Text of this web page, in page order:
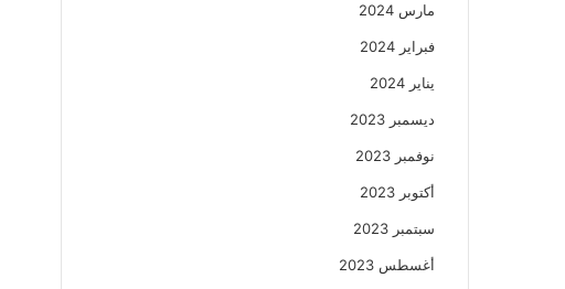
مارس 2024
فبراير 2024
يناير 2024
ديسمبر 2023
نوفمبر 2023
أكتوبر 2023
سبتمبر 2023
أغسطس 2023